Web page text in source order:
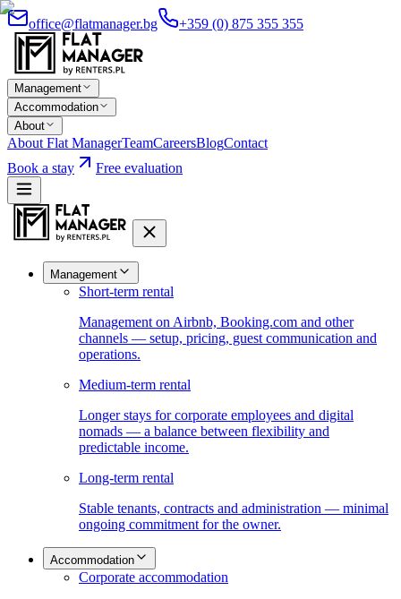
office@flatmanager.bg +359 (0) 875 355 355
Management
Accommodation
About
About Flat ManagerTeamCareersBlogContact
Book a stay
Free evaluation
Management
Short-term rental
Management on Airbnb, Booking.com and other
channels — setup, pricing, guest communication and
operations.
Medium-term rental
Longer stays for corporate employees and digital
nomads — a balance between flexibility and
predictable income.
Long-term rental
Stable tenants, contracts and administration — minimal
ongoing commitment for the owner.
Accommodation
Corporate accommodation